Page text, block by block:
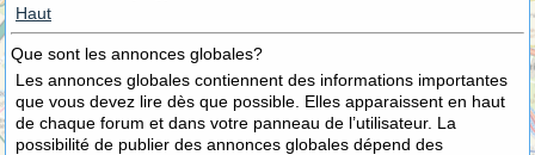
Haut
Que sont les annonces globales?
Les annonces globales contiennent des informations importantes
que vous devez lire dès que possible. Elles apparaissent en haut
de chaque forum et dans votre panneau de l’utilisateur. La
possibilité de publier des annonces globales dépend des